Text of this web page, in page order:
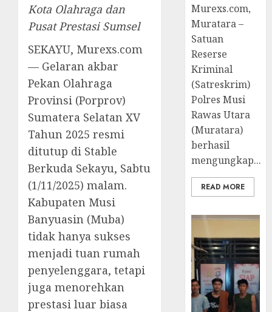
Kota Olahraga dan
Pusat Prestasi Sumsel
SEKAYU, Murexs.com
— Gelaran akbar
Pekan Olahraga
Provinsi (Porprov)
Sumatera Selatan XV
Tahun 2025 resmi
ditutup di Stable
Berkuda Sekayu, Sabtu
(1/11/2025) malam.
Kabupaten Musi
Banyuasin (Muba)
tidak hanya sukses
menjadi tuan rumah
penyelenggara, tetapi
juga menorehkan
prestasi luar biasa
Murexs.com,
Muratara –
Satuan
Reserse
Kriminal
(Satreskrim)
Polres Musi
Rawas Utara
(Muratara)
berhasil
mengungkap...
READ MORE